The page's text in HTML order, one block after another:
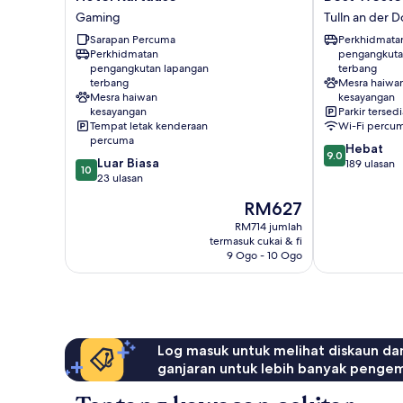
Kartause
Gaming
Gaming
Sarapan Percuma
Perkhidmatan
pengangkutan lapangan
terbang
Mesra haiwan
kesayangan
Tempat letak kenderaan
percuma
10.0
daripada
10 Luar Biasa
23 ulasan
Harga
ialah
RM627
RM627
RM714 jumlah
termasuk cukai & fi
9 Ogo - 10 Ogo
Western
Hotel
Tulln
Tulln
an
der
Donau
Tulln an der
terbang
Mesra
kesayangan
Parkir
Wi-Fi
9.0
daripada
9.0 Hebat
189 ulasan
Log masuk untuk melihat diskaun
ganjaran untuk lebih banyak